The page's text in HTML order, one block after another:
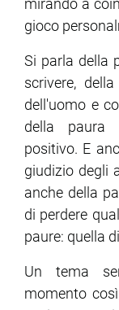
mirando a
gioco
Si parla della
scrivere,
dell'uomo e
della paura
positivo. E
giudizio degli
anche della
di perdere
paure: quella
Un tema
momento